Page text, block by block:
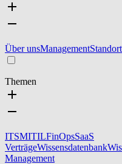
Über unsManagement
Themen
ITSMITILFinOpsSaaS
VerträgeWissensdatenbank
Management